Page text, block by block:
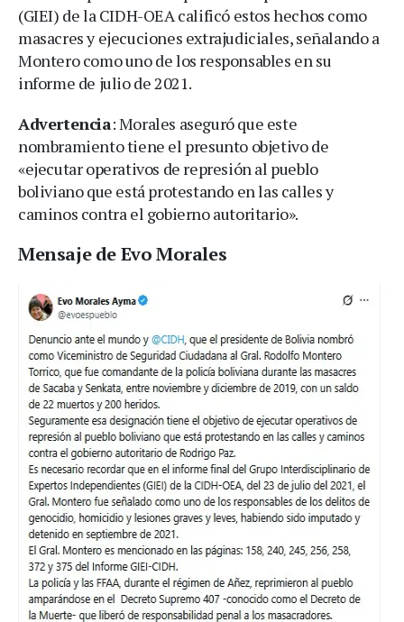
(GIEI) de la CIDH-OEA calificó estos hechos como
masacres y ejecuciones extrajudiciales, señalando a
Montero como uno de los responsables en su
informe de julio de 2021.
Advertencia: Morales aseguró que este
nombramiento tiene el presunto objetivo de
«ejecutar operativos de represión al pueblo
boliviano que está protestando en las calles y
caminos contra el gobierno autoritario».
Mensaje de Evo Morales